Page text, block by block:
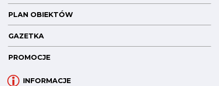
PLAN OBIEKTÓW
GAZETKA
PROMOCJE
INFORMACJE